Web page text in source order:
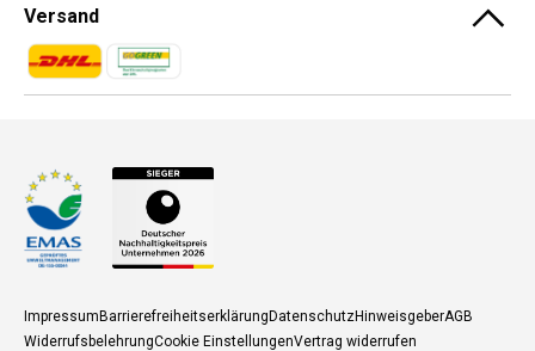
Versand
Zahlungsmethoden
Zahlungsmethoden
ImpressumBarrierefreiheitserklärungDatenschutzHinweisgeberAGB
WiderrufsbelehrungCookie EinstellungenVertrag widerrufen